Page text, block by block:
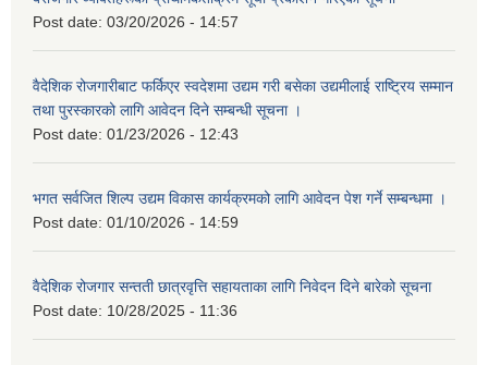
Post date: 03/20/2026 - 14:57
वैदेशिक रोजगारीबाट फर्किएर स्वदेशमा उद्यम गरी बसेका उद्यमीलाई राष्ट्रिय सम्मान
तथा पुरस्कारको लागि आवेदन दिने सम्बन्धी सूचना ।
Post date: 01/23/2026 - 12:43
भगत सर्वजित शिल्प उद्यम विकास कार्यक्रमको लागि आवेदन पेश गर्ने सम्बन्धमा ।
Post date: 01/10/2026 - 14:59
वैदेशिक रोजगार सन्तती छात्रवृत्ति सहायताका लागि निवेदन दिने बारेको सूचना
Post date: 10/28/2025 - 11:36